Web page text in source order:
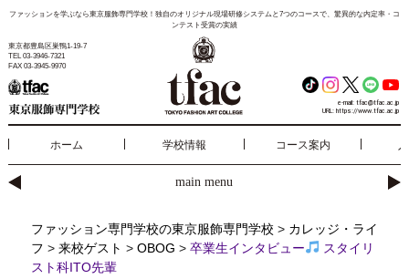
ファッションを学ぶなら東京服飾専門学校！独自のオリジナル現場研修システムと7つのコースで、驚異的な内定率・コ
ンテスト受賞の実績
東京都豊島区巣鴨1-19-7
TEL 03-3946-7321
FAX 03-3945-9970
e-mail: tfac@tfac.ac.jp
URL: https://www.tfac.ac.jp
ホーム 学校情報 コース案内
main menu
ファッション専門学校の東京服飾専門学校 > カレッジ・ライ
フ > 来校ゲスト > OBOG > 卒業生インタビュー
スタイリ
スト科ITO先輩